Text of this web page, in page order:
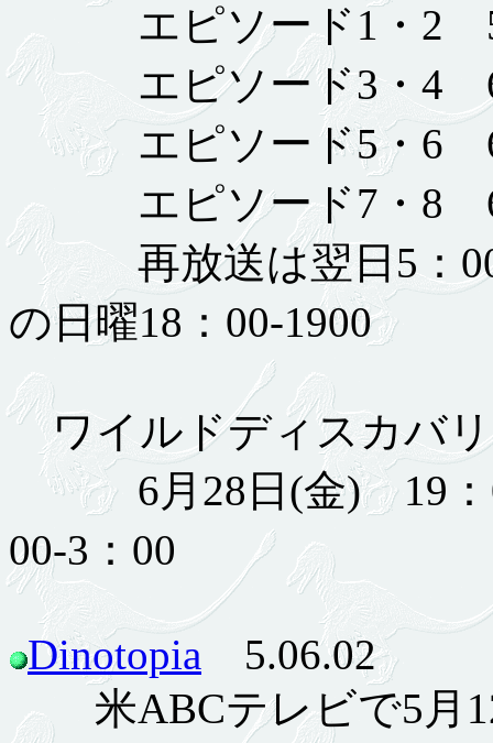
エピソード1・2 5
エピソード3・4 6月
エピソード5・6 6
エピソード7・8 6
再放送は翌日5：00-6
の日曜18：00-1900
ワイルドディスカバ
6月28日(金) 19：
00-3：00
Dinotopia 5.06.02
米ABCテレビで5月12